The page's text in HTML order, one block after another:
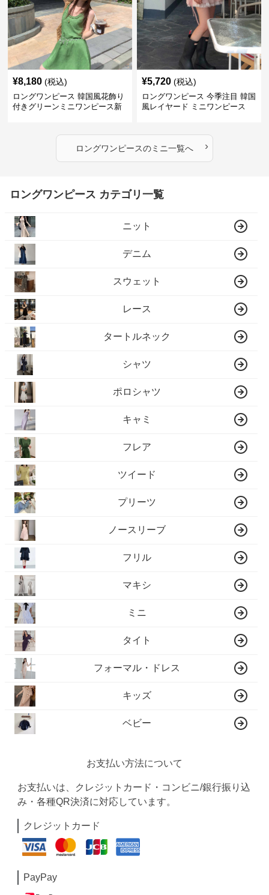
¥8,180 (税込)
ロングワンピース 韓国風花飾り
付きグリーンミニワンピース新
¥5,720 (税込)
ロングワンピース 今季注目 韓国
風レイヤード ミニワンピース
ロングワンピースのミニ一覧へ ›
ロングワンピース カテゴリ一覧
ニット
デニム
スウェット
レース
タートルネック
シャツ
ポロシャツ
キャミ
フレア
ツイード
プリーツ
ノースリーブ
フリル
マキシ
ミニ
タイト
フォーマル・ドレス
キッズ
ベビー
お支払い方法について
お支払いは、クレジットカード・コンビニ/銀行振り込
み・各種QR決済に対応しています。
クレジットカード
PayPay